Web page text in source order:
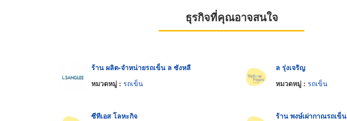
ธุรกิจที่คุณอาจสนใจ
ร้าน ผลิต-จำหน่ายรถเข็น ล ซังหลี
หมวดหมู่ : รถเข็น
ล รุ่งเจริญ
หมวดหมู่ : รถเข็น
ซีทีเอส โลหะกิจ
ร้าน พงษ์เผ่ากาณรถเข็น